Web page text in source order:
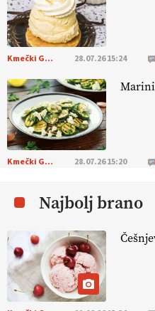
[EKOloško = LOGIČNO
aronije
v dobrem desetletju
podjetniško zgodbo.
#IMCAP #CAP https://t.co/
[EKOloško = LOGIČNO
v tujini
. Zato je ekološka
vinarje
. VEČ
https://t.co/
https://t.co/01qpoeLyNP
kmetijstva in uspešno prenovo
https://t.co/RRn8unbwXp @EUAgri
https://t.co/mnLHFv2VuP
Kmečki Glas 28.07.26 15:24
Kmečki Glas 28.07.26 15:20
Najbolj brano